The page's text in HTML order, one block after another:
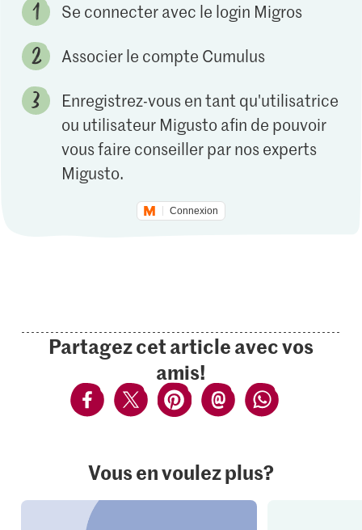
Se connecter avec le login Migros
Associer le compte Cumulus
Enregistrez-vous en tant qu'utilisatrice
ou utilisateur Migusto afin de pouvoir
vous faire conseiller par nos experts
Migusto.
Connexion
Partagez cet article avec vos
amis!
Vous en voulez plus?